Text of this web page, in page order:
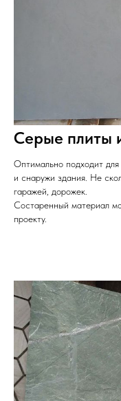
Серые плиты
Оптимально подходит
и снаружи здания. Не
гаражей, дорожек.
Состаренный материал
проекту.